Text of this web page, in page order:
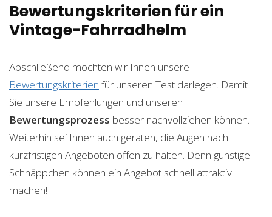
Bewertungskriterien für ein
Vintage-Fahrradhelm
Abschließend möchten wir Ihnen unsere
Bewertungskriterien für unseren Test darlegen. Damit
Sie unsere Empfehlungen und unseren
Bewertungsprozess besser nachvollziehen können.
Weiterhin sei Ihnen auch geraten, die Augen nach
kurzfristigen Angeboten offen zu halten. Denn günstige
Schnäppchen können ein Angebot schnell attraktiv
machen!